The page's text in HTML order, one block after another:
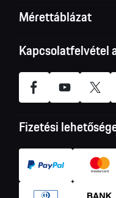
Mérettáblázat
Kapcsolatfelvétel
Fizetési